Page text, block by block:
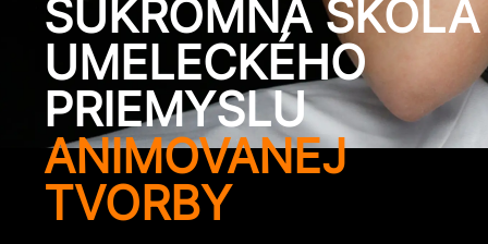
SÚKROMNÁ ŠKOLA
UMELECKÉHO
PRIEMYSLU
ANIMOVANEJ
TVORBY